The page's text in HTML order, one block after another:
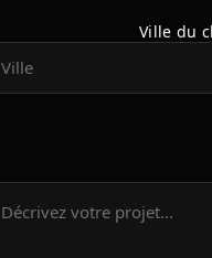
Ville du